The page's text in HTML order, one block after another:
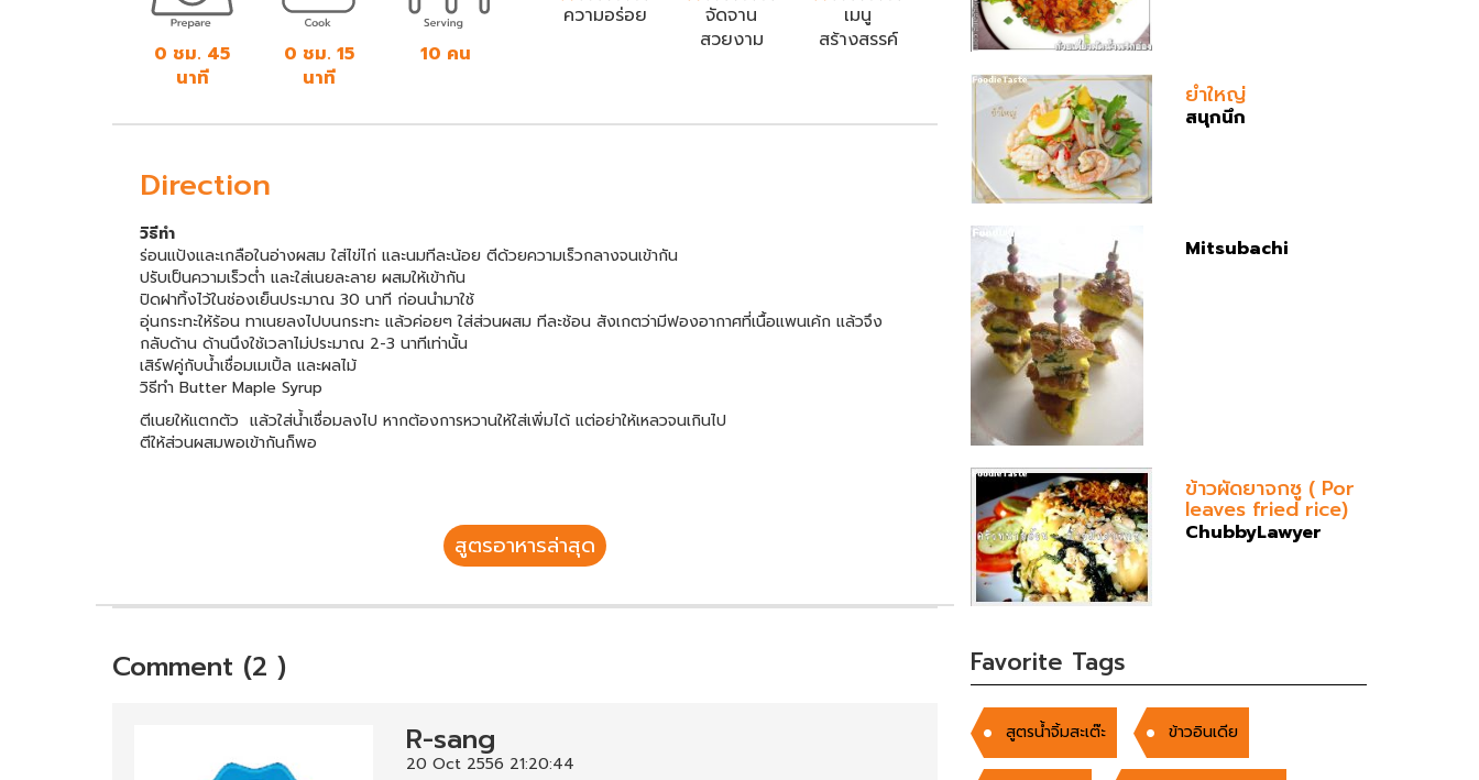
0 ชม. 45
นาที
0 ชม. 15
นาที
10 คน
ความอร่อย
จัดจาน
สวยงาม
เมนู
สร้างสรรค์
Direction
วิธีทำ
ร่อนแป้งและเกลือในอ่างผสม ใส่ไข่ไก่ และนมทีละน้อย ตีด้วยความเร็วกลางจนเข้ากัน
ปรับเป็นความเร็วต่ำ และใส่เนยละลาย ผสมให้เข้ากัน
ปิดฝาทิ้งไว้ในช่องเย็นประมาณ 30 นาที ก่อนนำมาใช้
อุ่นกระทะให้ร้อน ทาเนยลงไปบนกระทะ แล้วค่อยๆ ใส่ส่วนผสม ทีละช้อน สังเกตว่ามีฟองอากาศที่เนื้อแพนเค้ก แล้วจึง
กลับด้าน ด้านนึงใช้เวลาไม่ประมาณ 2-3 นาทีเท่านั้น
เสิร์ฟคู่กับน้ำเชื่อมเมเปิ้ล และผลไม้
วิธีทำ Butter Maple Syrup
ตีเนยให้แตกตัว แล้วใส่น้ำเชื่อมลงไป หากต้องการหวานให้ใส่เพิ่มได้ แต่อย่าให้เหลวจนเกินไป
ตีให้ส่วนผสมพอเข้ากันก็พอ
สูตรอาหารล่าสุด
Comment (2 )
R-sang
20 Oct 2556 21:20:44
ยำใหญ่
สนุกนึก
Mitsubachi
ข้าวผัดยาจกซู ( Por
leaves fried rice)
ChubbyLawyer
Favorite Tags
สูตรน้ำจิ้มสะเต๊ะ ข้าวอินเดีย